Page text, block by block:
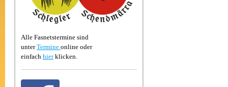
Alle Fasnetstermine sind
unterTermine online oder
einfach hierklicken.